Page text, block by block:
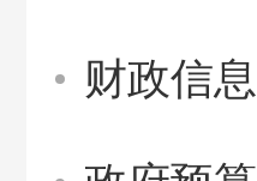
财政信息